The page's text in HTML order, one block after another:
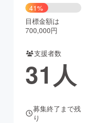
CAMPFIRE Creation
ya コミュニティ
41%
目標金額は
700,000円
支援者数
31 人
募集終了まで残
り